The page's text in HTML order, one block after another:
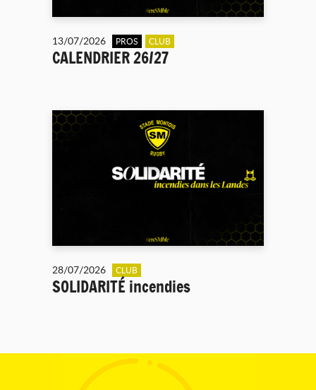
13/07/2026 PROS CLUB
CALENDRIER 26/27
28/07/2026 CLUB
SOLIDARITÉ incendies